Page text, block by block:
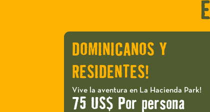
DOMINICANOS Y
RESIDENTES!
Vive la aventura en La Hacienda Park!
75 US$ Por persona